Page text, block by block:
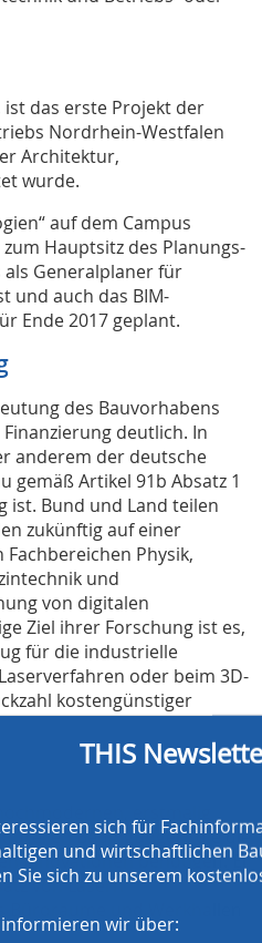
ist das erste Projekt der
Nordrhein-Westfalen
Architektur,
wurde.
auf dem Campus
Hauptsitz des Planungs-
Generalplaner für
und auch das BIM-
Ende 2017 geplant.
des Bauvorhabens
deutlich. In
anderem der deutsche
gemäß Artikel 91b Absatz 1
ist. Bund und Land teilen
zukünftig auf einer
Physik,
und
von digitalen
Ziel ihrer Forschung ist es,
für die industrielle
oder beim 3D-
kostengünstiger
erstmalig
Bedingungen, die die
Innovationen benötigen. Er
von Lasern
und Werkhallen
THIS
sich für
und wirtschaftlichen
Sie sich zu unserem
wir über: